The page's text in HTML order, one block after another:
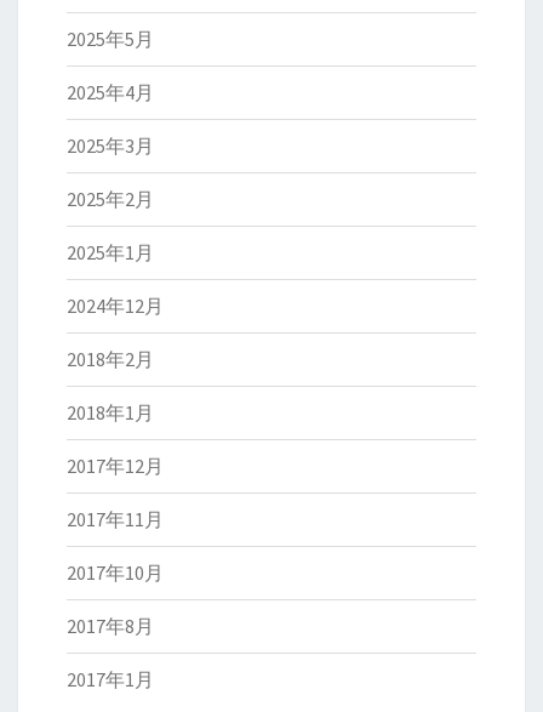
2025年5月
2025年4月
2025年3月
2025年2月
2025年1月
2024年12月
2018年2月
2018年1月
2017年12月
2017年11月
2017年10月
2017年8月
2017年1月